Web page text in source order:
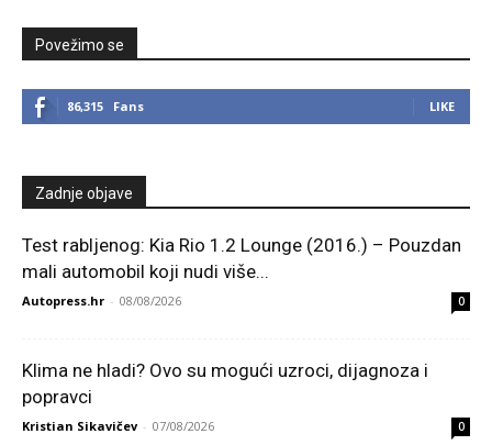
Povežimo se
86,315 Fans LIKE
Zadnje objave
Test rabljenog: Kia Rio 1.2 Lounge (2016.) – Pouzdan
mali automobil koji nudi više...
Autopress.hr - 08/08/2026 0
Klima ne hladi? Ovo su mogući uzroci, dijagnoza i
popravci
Kristian Sikavičev - 07/08/2026 0